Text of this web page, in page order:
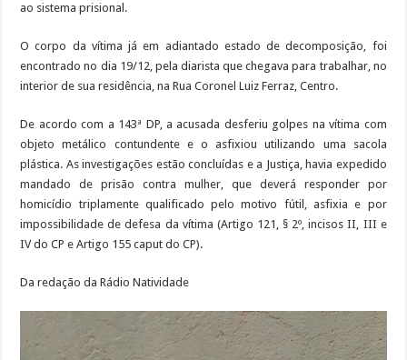
ao sistema prisional.
O corpo da vítima já em adiantado estado de decomposição, foi
encontrado no dia 19/12, pela diarista que chegava para trabalhar, no
interior de sua residência, na Rua Coronel Luiz Ferraz, Centro.
De acordo com a 143ª DP, a acusada desferiu golpes na vítima com
objeto metálico contundente e o asfixiou utilizando uma sacola
plástica. As investigações estão concluídas e a Justiça, havia expedido
mandado de prisão contra mulher, que deverá responder por
homicídio triplamente qualificado pelo motivo fútil, asfixia e por
impossibilidade de defesa da vítima (Artigo 121, § 2º, incisos II, III e
IV do CP e Artigo 155 caput do CP).
Da redação da Rádio Natividade